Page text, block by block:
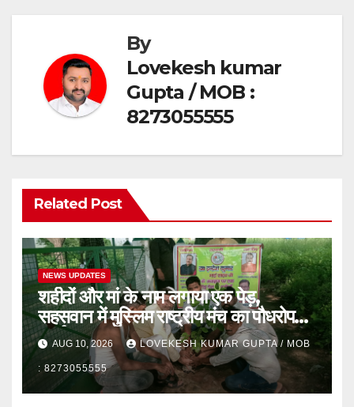
By
Lovekesh kumar
Gupta / MOB :
8273055555
Related Post
NEWS UPDATES
शहीदों और मां के नाम लगाया एक पेड़,
सहसवान में मुस्लिम राष्ट्रीय मंच का पौधरोपण
कार्यक्रम
AUG 10, 2026 LOVEKESH KUMAR GUPTA / MOB
: 8273055555